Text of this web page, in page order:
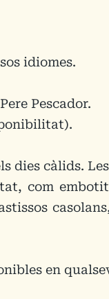
idiomes.
Pescador.
dies càlids.
com
en